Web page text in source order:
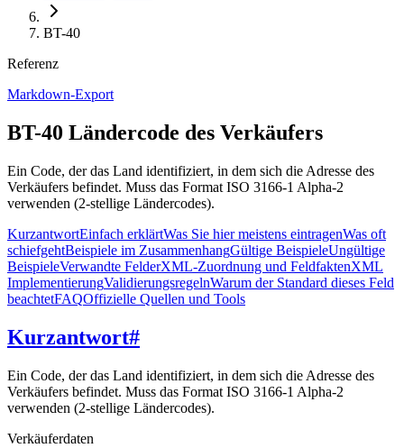
BT-40
Referenz
Markdown-Export
BT-40 Ländercode des Verkäufers
Ein Code, der das Land identifiziert, in dem sich die Adresse des
Verkäufers befindet. Muss das Format ISO 3166-1 Alpha-2
verwenden (2-stellige Ländercodes).
KurzantwortEinfach erklärtWas Sie hier meistens eintragenWas oft
schiefgehtBeispiele im ZusammenhangGültige BeispieleUngültige
BeispieleVerwandte FelderXML-Zuordnung und FeldfaktenXML
ImplementierungValidierungsregelnWarum der Standard dieses Feld
beachtetFAQOffizielle Quellen und Tools
Kurzantwort#
Ein Code, der das Land identifiziert, in dem sich die Adresse des
Verkäufers befindet. Muss das Format ISO 3166-1 Alpha-2
verwenden (2-stellige Ländercodes).
Verkäuferdaten